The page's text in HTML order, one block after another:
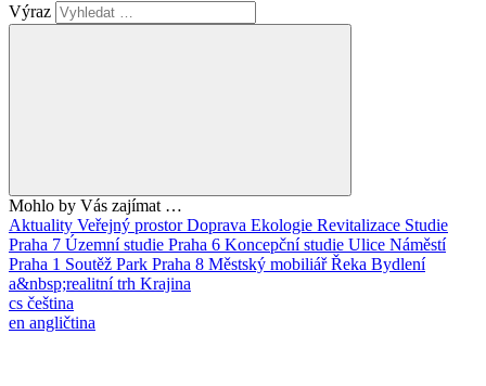
Výraz
Mohlo by Vás zajímat …
Aktuality Veřejný prostorDoprava Ekologie Revitalizace Studie
Praha 7 Územní studie Praha 6 Koncepční studie Ulice Náměstí
Praha 1 Soutěž Park Praha 8 Městský mobiliářŘeka Bydlení
a&nbsp;realitní trh Krajina
cs čeština
en angličtina